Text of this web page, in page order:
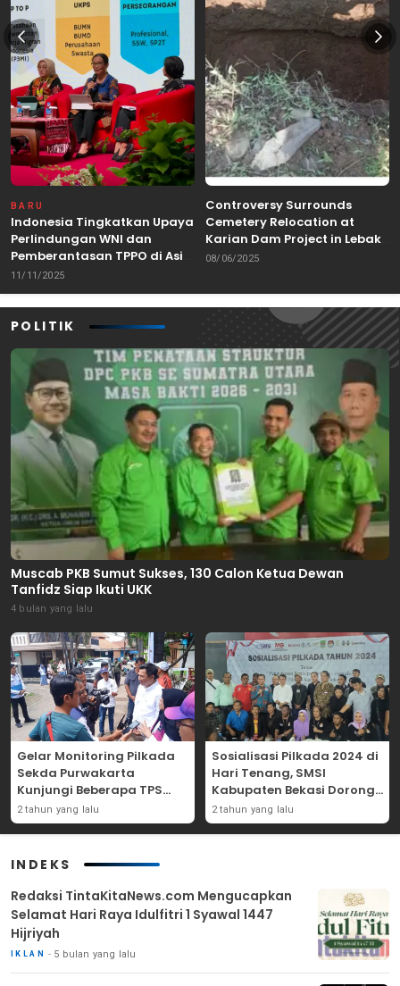
BARU
Indonesia Tingkatkan Upaya
Perlindungan WNI dan
Pemberantasan TPPO di Asia
Tenggara
11/11/2025
Controversy Surrounds
Cemetery Relocation at
Karian Dam Project in Lebak,
Banten
08/06/2025
POLITIK
Muscab PKB Sumut Sukses, 130 Calon Ketua Dewan
Tanfidz Siap Ikuti UKK
4 bulan yang lalu
Gelar Monitoring Pilkada
Sekda Purwakarta
Kunjungi Beberapa TPS
Yang Ada Di Purwakarta
2 tahun yang lalu
Sosialisasi Pilkada 2024 di
Hari Tenang, SMSI
Kabupaten Bekasi Dorong
Angka Partisipasi
Masyarakat
2 tahun yang lalu
INDEKS
Redaksi TintaKitaNews.com Mengucapkan
Selamat Hari Raya Idulfitri 1 Syawal 1447
Hijriyah
IKLAN 5 bulan yang lalu